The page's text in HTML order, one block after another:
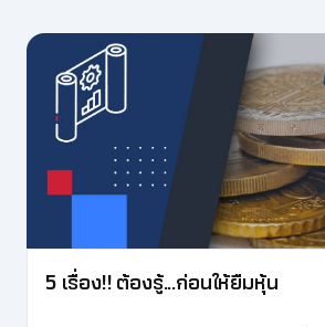
5 เรื่อง!! ต้องรู้...ก่อนให้ยืมหุ้น